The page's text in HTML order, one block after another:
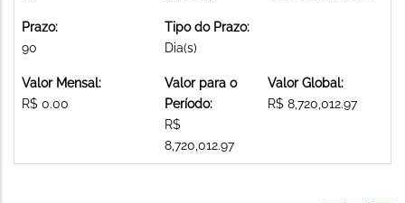
Prazo:
90
Tipo do Prazo:
Dia(s)
Valor Mensal:
R$ 0.00
Valor para o
Período:
R$
8,720,012.97
Valor Global:
R$ 8,720,012.97